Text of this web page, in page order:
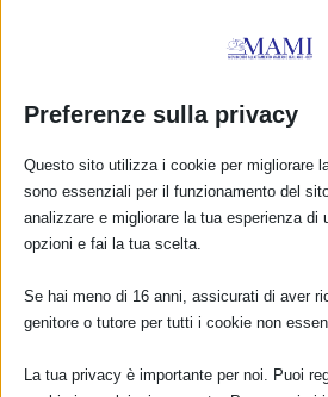
Preferenze sulla privacy
Questo sito utilizza i cookie per migliorare
sono essenziali per il funzionamento del
analizzare e migliorare la tua esperienza di
opzioni e fai la tua scelta.
Se hai meno di 16 anni, assicurati di aver
genitore o tutore per tutti i cookie non
La tua privacy è importante per noi. Puoi